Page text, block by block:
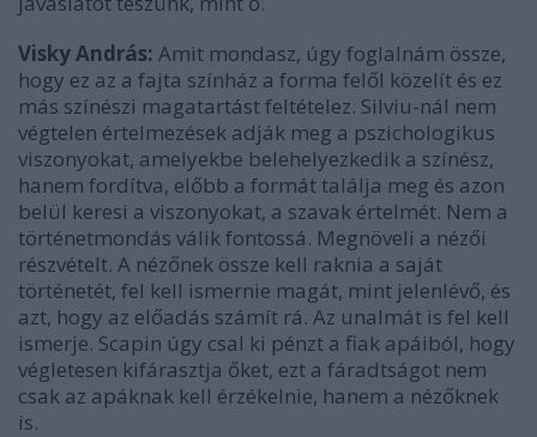
Visky András: Amit mondasz, úgy foglalnám össze,
hogy ez az a fajta színház a forma felől közelít és ez
más színészi magatartást feltételez. Silviu-nál nem
végtelen értelmezések adják meg a pszichologikus
viszonyokat, amelyekbe belehelyezkedik a színész,
hanem fordítva, előbb a formát találja meg és azon
belül keresi a viszonyokat, a szavak értelmét. Nem a
történetmondás válik fontossá. Megnöveli a nézői
részvételt. A nézőnek össze kell raknia a saját
történetét, fel kell ismernie magát, mint jelenlévő, és
azt, hogy az előadás számít rá. Az unalmát is fel kell
ismerje. Scapin úgy csal ki pénzt a fiak apáiból, hogy
végletesen kifárasztja őket, ezt a fáradtságot nem
csak az apáknak kell érzékelnie, hanem a nézőknek
is.